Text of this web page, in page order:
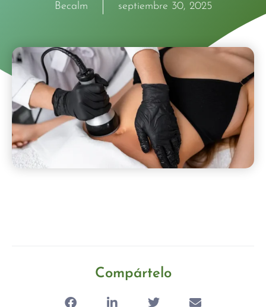
Becalm septiembre 30, 2025
Compártelo